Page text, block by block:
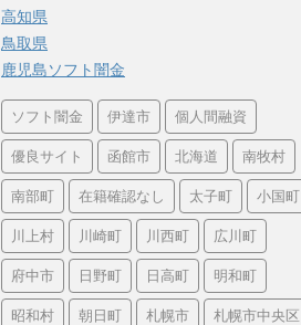
高知県
鳥取県
鹿児島ソフト闇金
ソフト闇金 伊達市 個人間融資
優良サイト 函館市 北海道 南牧村
南部町 在籍確認なし 太子町 小国町
川上村 川崎町 川西町 広川町
府中市 日野町 日高町 明和町
昭和村 朝日町 札幌市 札幌市中央区